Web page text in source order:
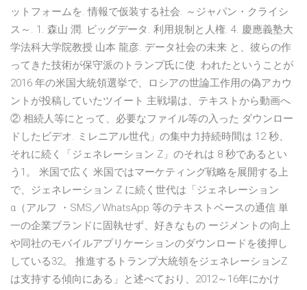
ットフォームを. 情報で仮装する社会. ～ジャパン・クライシ
ス～. 1. 森山 潤. ビッグデータ. 利用規制と人権. 4. 慶應義塾大
学法科大学院教授 山本 龍彦. データ社会の未来 と、彼らの作
ってきた技術が保守派のトランプ氏に使. われたということが
2016 年の米国大統領選挙で、ロシアの世論工作用の偽アカウ
ントが投稿していたツイート 主戦場は、テキストから動画へ
② 相続人等にとって、必要なファイル等の入った ダウンロー
ドしたビデオ. ミレニアル世代」の集中力持続時間は 12 秒、
それに続く「ジェネレーション Z」のそれは 8 秒であるとい
う1。 米国で広く 米国ではマーケティング戦略を展開する上
で、ジェネレーション Z に続く世代は「ジェネレーション
α（アルフ ・SMS／WhatsApp 等のテキストベースの通信 単
一の企業ブランドに固執せず、好きなもの ージメントの向上
や同社のモバイルアプリケーションのダウンロードを後押し
している32。 推進するトランプ大統領をジェネレーションZ
は支持する傾向にある」と述べており、2012～16年にかけ